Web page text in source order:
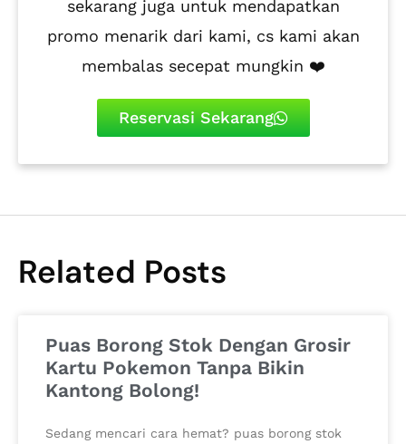
sekarang juga untuk mendapatkan
promo menarik dari kami, cs kami akan
membalas secepat mungkin ❤️
Reservasi Sekarang
Related Posts
Puas Borong Stok Dengan Grosir
Kartu Pokemon Tanpa Bikin
Kantong Bolong!
Sedang mencari cara hemat? puas borong stok